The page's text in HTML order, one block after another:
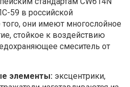
59 в российской
они имеют многослойное
стойкое к воздействию
смеситель от
элементы: эксцентрики,